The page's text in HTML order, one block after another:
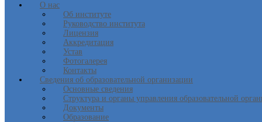
О нас
Об институте
Руководство института
Лицензия
Аккредитация
Устав
Фотогалерея
Контакты
Сведения об образовательной организации
Основные сведения
Структура и органы управления образовательной
Документы
Образование